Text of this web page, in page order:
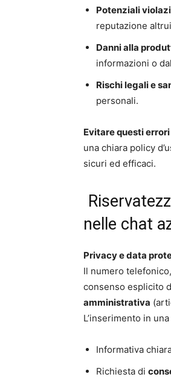
Potenziali
reputazione
Danni alla
informazioni o
Rischi legali e
personali.
Evitare questi errori
una chiara policy
sicuri ed efficaci.
nelle chat
Privacy e data
Il numero
consenso esplicito
amministrativa
L’inserimento in
Informativa
Richiesta di